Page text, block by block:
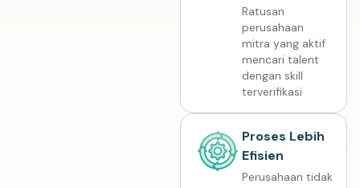
Ratusan
perusahaan
mitra yang aktif
mencari talent
dengan skill
terverifikasi
Proses Lebih
Efisien
Perusahaan tidak